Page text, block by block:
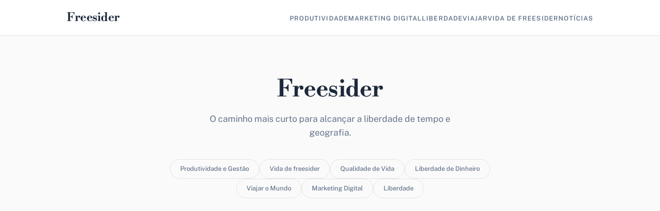
Freesider PRODUTIVIDADEMARKETING DIGITAL LIBERDADEVIAJARVIDA DE FREESIDER NOTÍCIAS
Freesider
O caminho mais curto para alcançar a liberdade de tempo e
geografia.
Produtividade e Gestão Vida de freesider Qualidade de Vida Liberdade de Dinheiro
Viajar o Mundo Marketing Digital Liberdade